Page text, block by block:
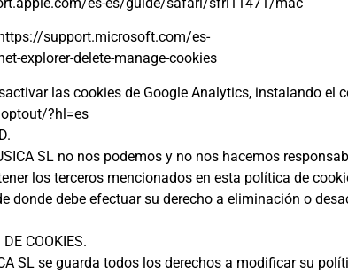
support.microsoft.com/es-
explorer-delete-manage-cookies
las cookies de Google Analytics, instalando el
?hl=es
SL no nos podemos y no nos hacemos
los terceros mencionados en esta política de
donde debe efectuar su derecho a eliminación o
COOKIES.
SL se guarda todos los derechos a modificar su